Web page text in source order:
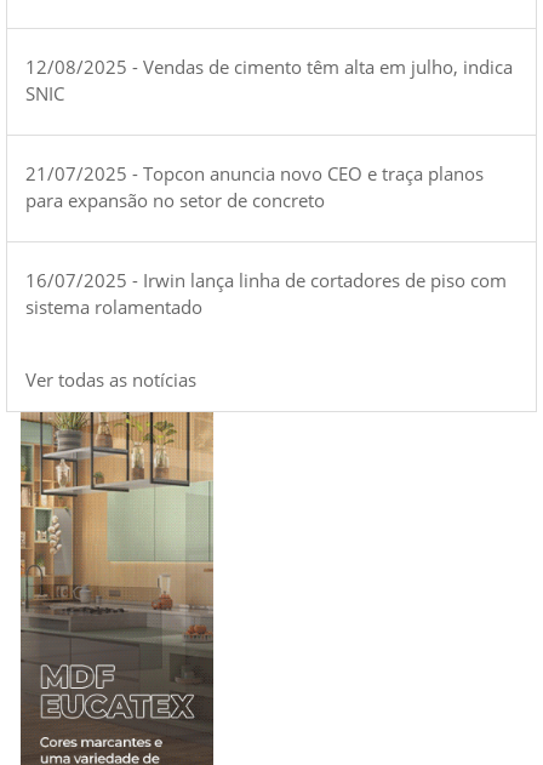
12/08/2025 - Vendas de cimento têm alta em julho, indica
SNIC
21/07/2025 - Topcon anuncia novo CEO e traça planos
para expansão no setor de concreto
16/07/2025 - Irwin lança linha de cortadores de piso com
sistema rolamentado
Ver todas as notícias